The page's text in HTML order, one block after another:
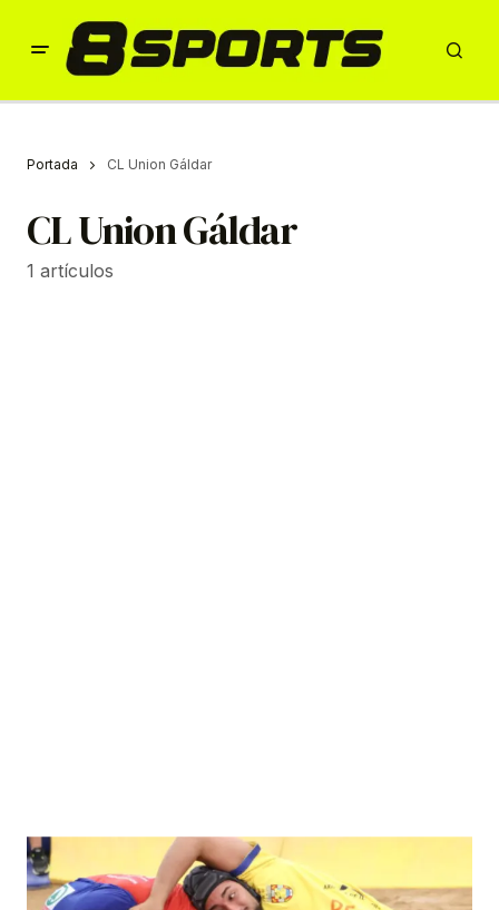
Portada CL Union Gáldar
CL Union Gáldar
1 artículos